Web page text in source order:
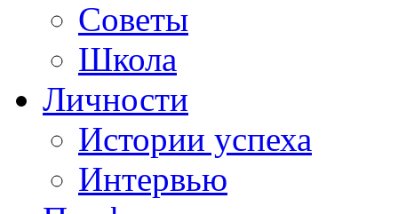
Советы
Школа
Личности
Истории успеха
Интервью